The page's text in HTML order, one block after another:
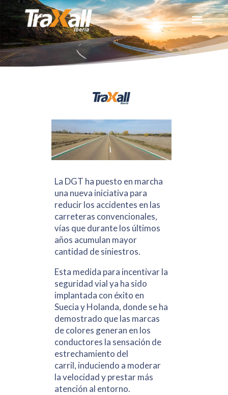
La DGT ha puesto en marcha
una nueva iniciativa para
reducir los accidentes en las
carreteras convencionales,
vías que durante los últimos
años acumulan mayor
cantidad de siniestros.
Esta medida para incentivar la
seguridad vial ya ha sido
implantada con éxito en
Suecia y Holanda, donde se ha
demostrado que las marcas
de colores generan en los
conductores la sensación de
estrechamiento del
carril, induciendo a moderar
la velocidad y prestar más
atención al entorno.